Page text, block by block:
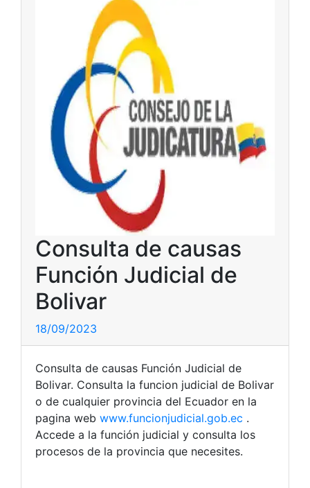
Consulta de causas
Función Judicial de
Bolivar
18/09/2023
Consulta de causas Función Judicial de
Bolivar. Consulta la funcion judicial de Bolivar
o de cualquier provincia del Ecuador en la
pagina web www.funcionjudicial.gob.ec .
Accede a la función judicial y consulta los
procesos de la provincia que necesites.